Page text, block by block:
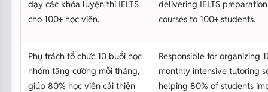
dạy các khóa luyện thi IELTS
cho 100+ học viên.
delivering IELTS preparation
courses to 100+ students.
Phụ trách tổ chức 10 buổi học
nhóm tăng cường mỗi tháng,
giúp 80% học viên cải thiện
Responsible for organizing
monthly intensive tutoring
helping 80% of students